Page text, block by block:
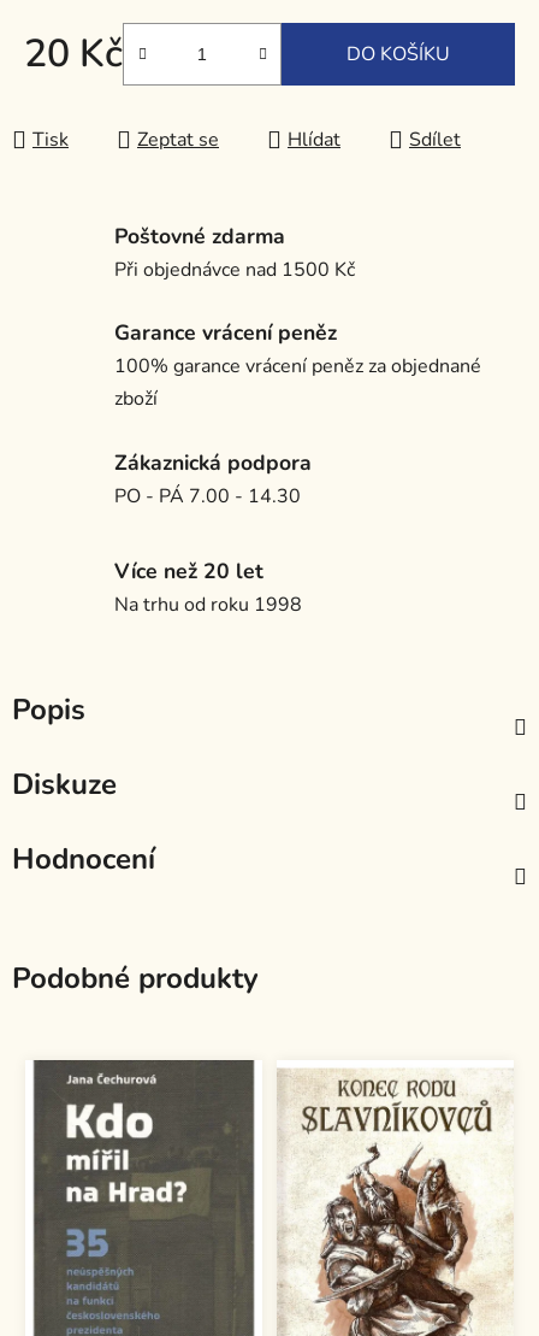
20 Kč
Měrná cena:
DO KOŠÍKU
Tisk Zeptat se Hlídat Sdílet
Poštovné zdarma
Při objednávce nad 1500 Kč
Garance vrácení peněz
100% garance vrácení peněz za objednané
zboží
Zákaznická podpora
PO - PÁ 7.00 - 14.30
Více než 20 let
Na trhu od roku 1998
Popis
Diskuze
Hodnocení
Podobné produkty